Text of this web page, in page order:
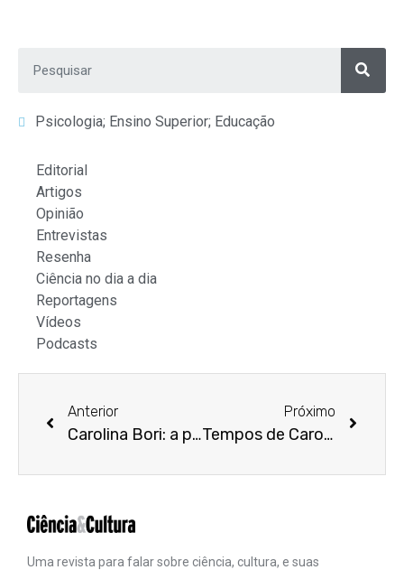
Psicologia; Ensino Superior; Educação
Editorial
Artigos
Opinião
Entrevistas
Resenha
Ciência no dia a dia
Reportagens
Vídeos
Podcasts
Anterior
Carolina Bori: a psicologia brasileira como missão
Próximo
Tempos de Carolina Bori
Uma revista para falar sobre ciência, cultura, e suas